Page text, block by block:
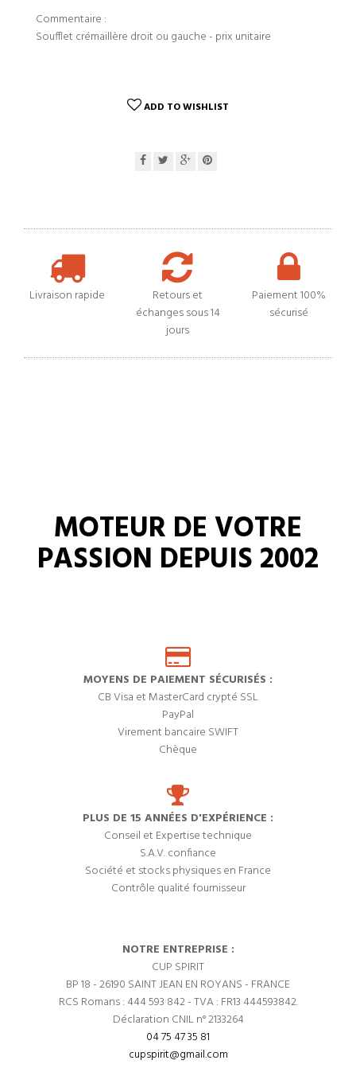
Commentaire :
Soufflet crémaillère droit ou gauche - prix unitaire
ADD TO WISHLIST
Livraison rapide
Retours et
échanges sous 14
jours
Paiement 100%
sécurisé
MOTEUR DE VOTRE
PASSION DEPUIS 2002
MOYENS DE PAIEMENT SÉCURISÉS :
CB Visa et MasterCard crypté SSL
PayPal
Virement bancaire SWIFT
Chèque
PLUS DE 15 ANNÉES D'EXPÉRIENCE :
Conseil et Expertise technique
S.A.V. confiance
Société et stocks physiques en France
Contrôle qualité fournisseur
NOTRE ENTREPRISE :
CUP SPIRIT
BP 18 - 26190 SAINT JEAN EN ROYANS - FRANCE
RCS Romans : 444 593 842 - TVA : FR13 444593842.
Déclaration CNIL n° 2133264
04 75 47 35 81
cupspirit@gmail.com